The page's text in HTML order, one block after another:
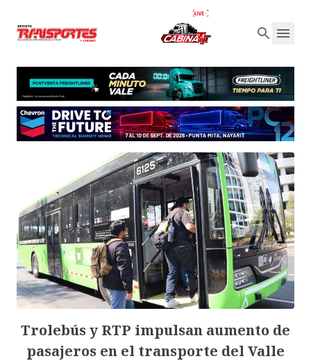
Trolebús y RTP impulsan aumento de
pasajeros en el transporte del Valle